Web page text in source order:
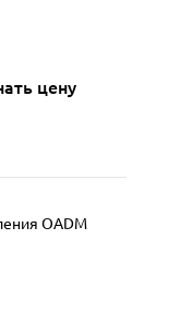
цену
OADM